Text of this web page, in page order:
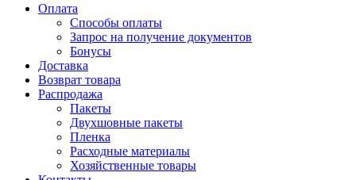
Оплата
Способы оплаты
Запрос на получение документов
Бонусы
Доставка
Возврат товара
Распродажа
Пакеты
Двухшовные пакеты
Пленка
Расходные материалы
Хозяйственные товары